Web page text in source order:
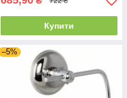
Купити
–5%